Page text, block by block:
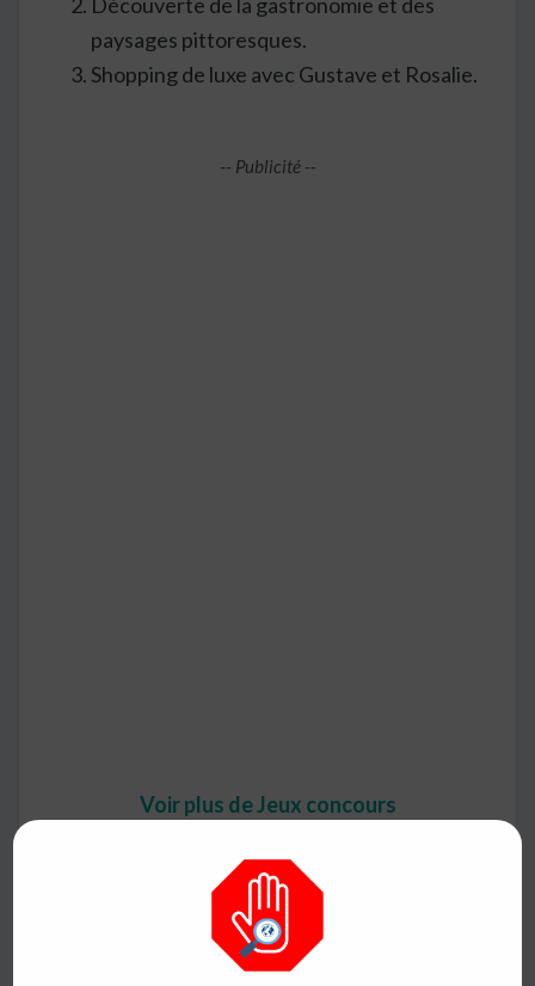
paysages pittoresques.
Shopping de luxe avec Gustave et Rosalie.
-- Publicité --
Voir plus de Jeux concours
Voir l'offre
Vous aimerez aussi :